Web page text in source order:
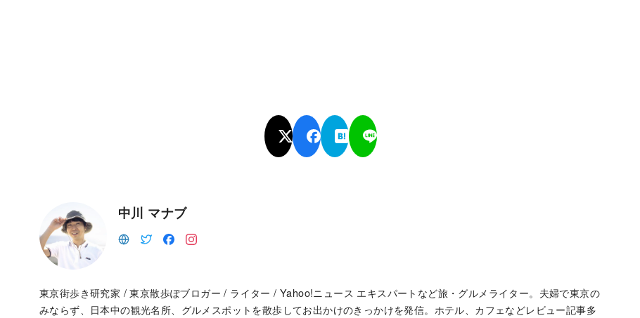
中川 マナブ
東京街歩き研究家 / 東京散歩ぽブロガー / ライター / Yahoo!ニュース エキスパートなど旅・グルメライター。夫婦で東京の
みならず、日本中の観光名所、グルメスポットを散歩してお出かけのきっかけを発信。ホテル、カフェなどレビュー記事多